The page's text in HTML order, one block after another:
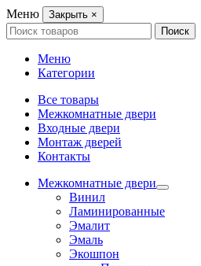
Меню Закрыть ×
Search
for:
Поиск
Меню
Категории
Все товары
Межкомнатные двери
Входные двери
Монтаж дверей
Контакты
Межкомнатные двери
Винил
Ламинированные
Эмалит
Эмаль
Экошпон